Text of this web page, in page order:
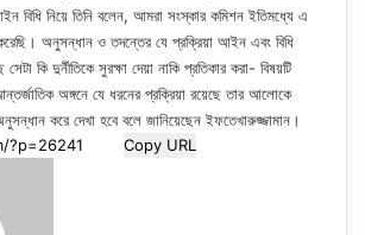
বিধি নিয়ে তিনি বলেন, আমরা সংস্কার কমিশন ইতিমধ্যে এ
অনুসন্ধান ও তদন্তের যে প্রক্রিয়া আইন এবং বিধি
সেটা কি দুর্নীতিকে সুরক্ষা দেয়া নাকি প্রতিকার করা- বিষয়টি
অঙ্গনে যে ধরনের প্রক্রিয়া রয়েছে তার আলোকে
করে দেখা হবে বলে জানিয়েছেন ইফতেখারুজ্জামান।
Copy URL